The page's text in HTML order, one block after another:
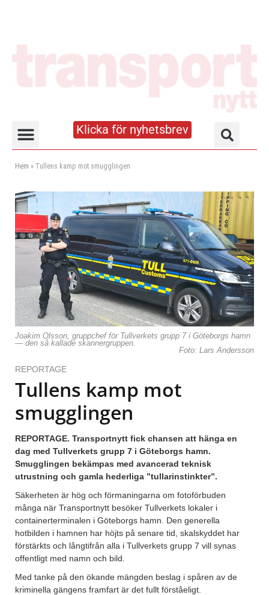
Klicka för nyhetsbrev
Hem » Tullens kamp mot smugglingen
Joakim Olsson, gruppchef för Tullverkets grupp 7 i Göteborgs hamn
— den så kallade skannergruppen.
Foto: Lars Andersson
REPORTAGE
Tullens kamp mot
smugglingen
REPORTAGE. Transportnytt fick chansen att hänga en
dag med Tullverkets grupp 7 i Göteborgs hamn.
Smugglingen bekämpas med avancerad teknisk
utrustning och gamla hederliga ”tullarinstinkter”.
Säkerheten är hög och förmaningarna om fotoförbuden
många när Transportnytt besöker Tullverkets lokaler i
containerterminalen i Göteborgs hamn. Den generella
hotbilden i hamnen har höjts på senare tid, skalskyddet har
förstärkts och långtifrån alla i Tullverkets grupp 7 vill synas
offentligt med namn och bild.
Med tanke på den ökande mängden beslag i spåren av de
kriminella gängens framfart är det fullt förståeligt.